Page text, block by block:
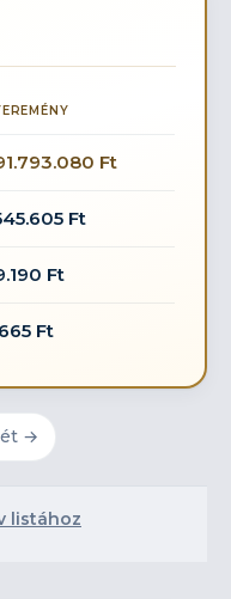
Ft
Ft
Ft
Ft
→
listához